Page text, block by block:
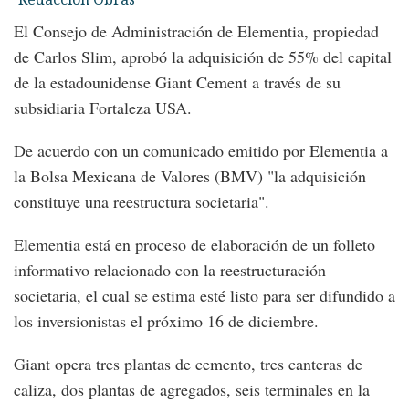
El Consejo de Administración de Elementia, propiedad
de Carlos Slim, aprobó la adquisición de 55% del capital
de la estadounidense Giant Cement a través de su
subsidiaria Fortaleza USA.
De acuerdo con un comunicado emitido por Elementia a
la Bolsa Mexicana de Valores (BMV) "la adquisición
constituye una reestructura societaria".
Elementia está en proceso de elaboración de un folleto
informativo relacionado con la reestructuración
societaria, el cual se estima esté listo para ser difundido a
los inversionistas el próximo 16 de diciembre.
Giant opera tres plantas de cemento, tres canteras de
caliza, dos plantas de agregados, seis terminales en la